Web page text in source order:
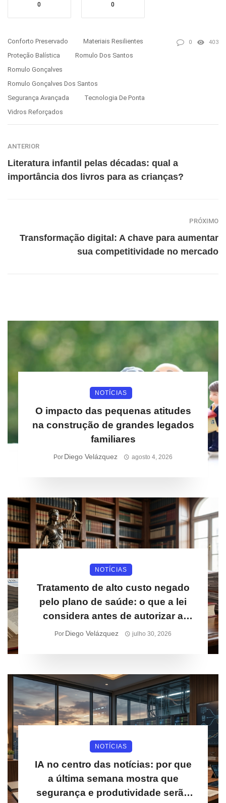
0 0
Conforto Preservado
Materiais Resilientes
Proteção Balística
Romulo Dos Santos
Romulo Gonçalves
Romulo Gonçalves Dos Santos
Segurança Avançada
Tecnologia De Ponta
Vidros Reforçados
0 403
ANTERIOR
Literatura infantil pelas décadas: qual a
importância dos livros para as crianças?
PRÓXIMO
Transformação digital: A chave para aumentar
sua competitividade no mercado
NOTÍCIAS
O impacto das pequenas atitudes
na construção de grandes legados
familiares
Por Diego Velázquez agosto 4, 2026
NOTÍCIAS
Tratamento de alto custo negado
pelo plano de saúde: o que a lei
considera antes de autorizar a
cobertura
Por Diego Velázquez julho 30, 2026
NOTÍCIAS
IA no centro das notícias: por que
a última semana mostra que
segurança e produtividade serão